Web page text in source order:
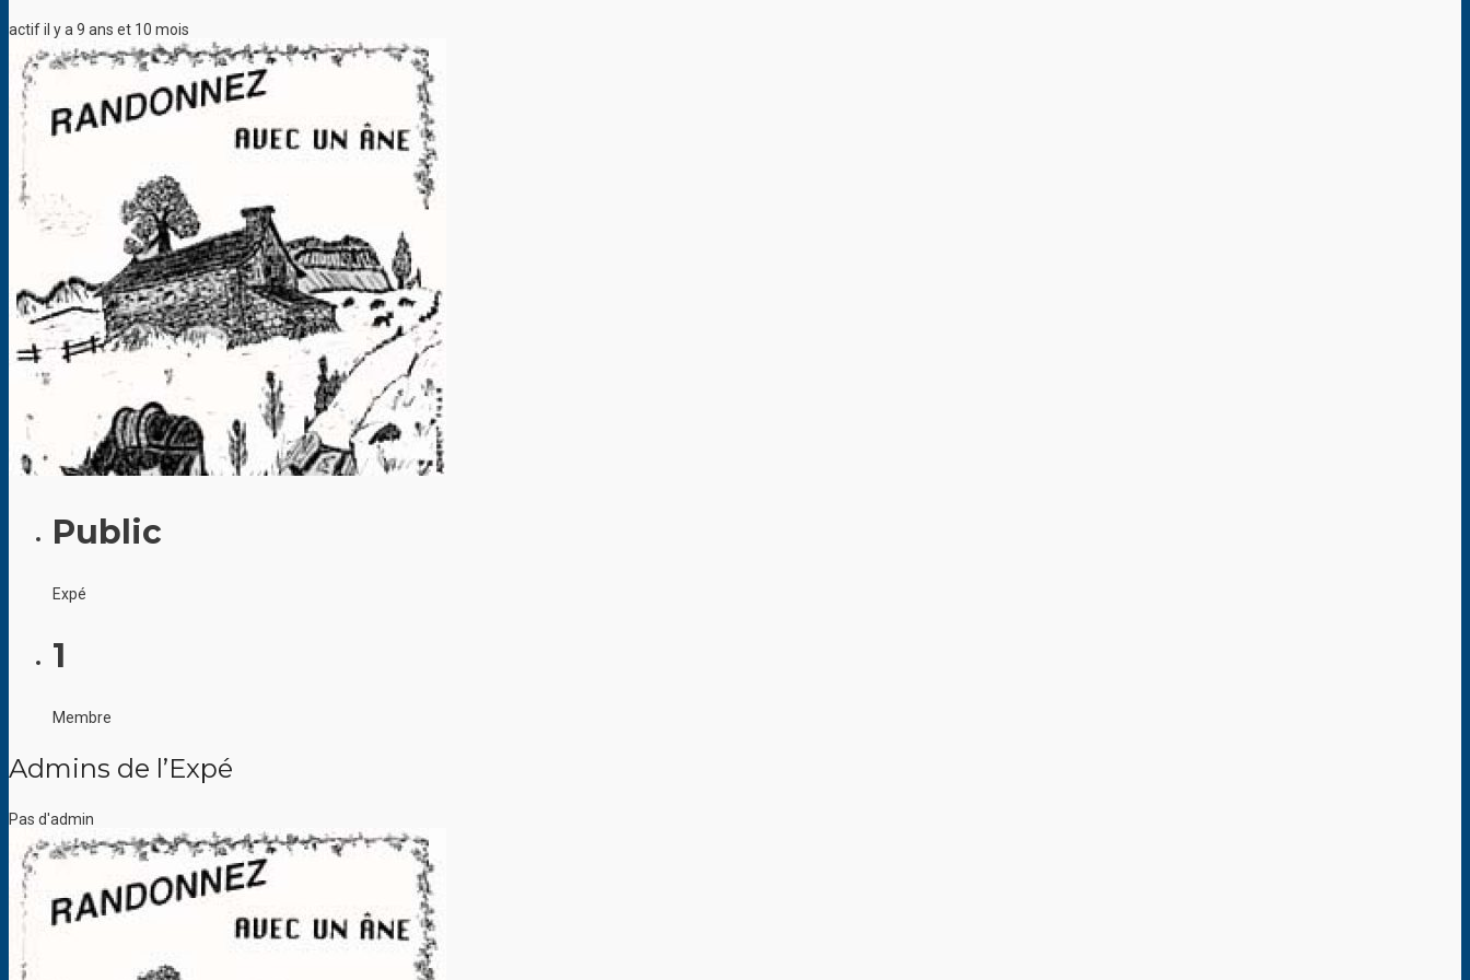
actif il y a 9 ans et 10 mois
Public
Expé
1
Membre
Admins de l’Expé
Pas d'admin